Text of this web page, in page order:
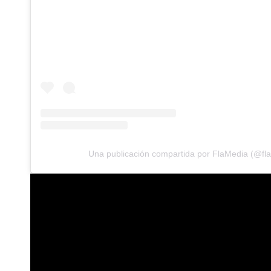
Una publicación compartida por FlaMedia